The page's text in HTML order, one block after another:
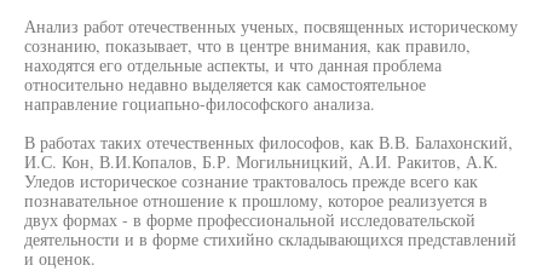
Анализ работ отечественных ученых, посвященных историческому
сознанию, показывает, что в центре внимания, как правило,
находятся его отдельные аспекты, и что данная проблема
относительно недавно выделяется как самостоятельное
направление гоциапьно-философского анализа.
В работах таких отечественных философов, как В.В. Балахонский,
И.С. Кон, В.И.Копалов, Б.Р. Могильницкий, А.И. Ракитов, А.К.
Уледов историческое сознание трактовалось прежде всего как
познавательное отношение к прошлому, которое реализуется в
двух формах - в форме профессиональной исследовательской
деятельности и в форме стихийно складывающихся представлений
и оценок.